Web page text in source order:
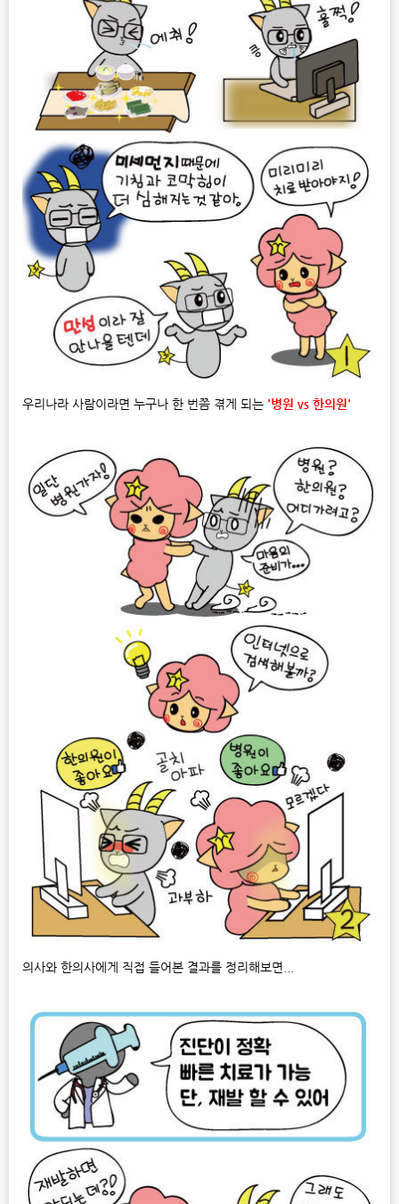
우리나라 사람이라면 누구나 한 번쯤 겪게 되는 '병원 vs 한의원'
의사와 한의사에게 직접 들어본 결과를 정리해보면...